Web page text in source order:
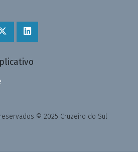
© 2025 Cruzeiro do Sul